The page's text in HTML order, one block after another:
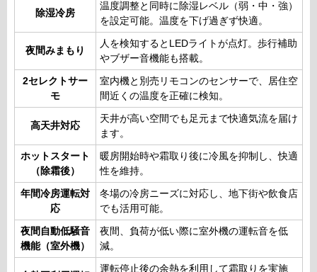
除湿冷房
温度調整と同時に除湿レベル（弱・中・強）
を設定可能。温度を下げ過ぎず快適。
夜間みまもり
人を検知するとLEDライトが点灯。歩行補助
やブザー音機能も搭載。
2セレクトサー
モ
室内機と別売リモコンのセンサーで、居住空
間近くの温度を正確に検知。
高天井対応
天井が高い空間でも足元まで快適気流を届け
ます。
ホットスタート
（除霜後）
暖房開始時や霜取り後に冷風を抑制し、快適
性を維持。
年間冷房運転対
応
冬場の冷房ニーズに対応し、地下街や飲食店
でも活用可能。
夜間自動低騒音
機能（室外機）
夜間、負荷が低い際に室外機の運転音を低
減。
運転停止後の余熱を利用して霜取りを実施